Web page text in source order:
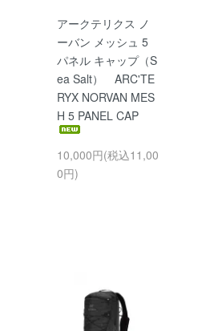
アークテリクス ノ
ーバン メッシュ 5
パネル キャップ（S
ea Salt） ARC'TE
RYX NORVAN MES
H 5 PANEL CAP
10,000円(税込11,00
0円)